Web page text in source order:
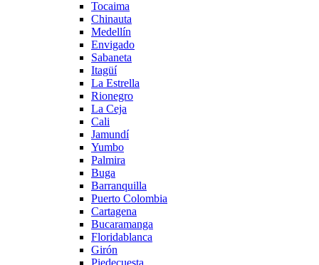
Tocaima
Chinauta
Medellín
Envigado
Sabaneta
Itagüí
La Estrella
Rionegro
La Ceja
Cali
Jamundí
Yumbo
Palmira
Buga
Barranquilla
Puerto Colombia
Cartagena
Bucaramanga
Floridablanca
Girón
Piedecuesta